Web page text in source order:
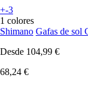
+-3
1 colores
Shimano Gafas de sol
Desde 104,99 €
68,24 €